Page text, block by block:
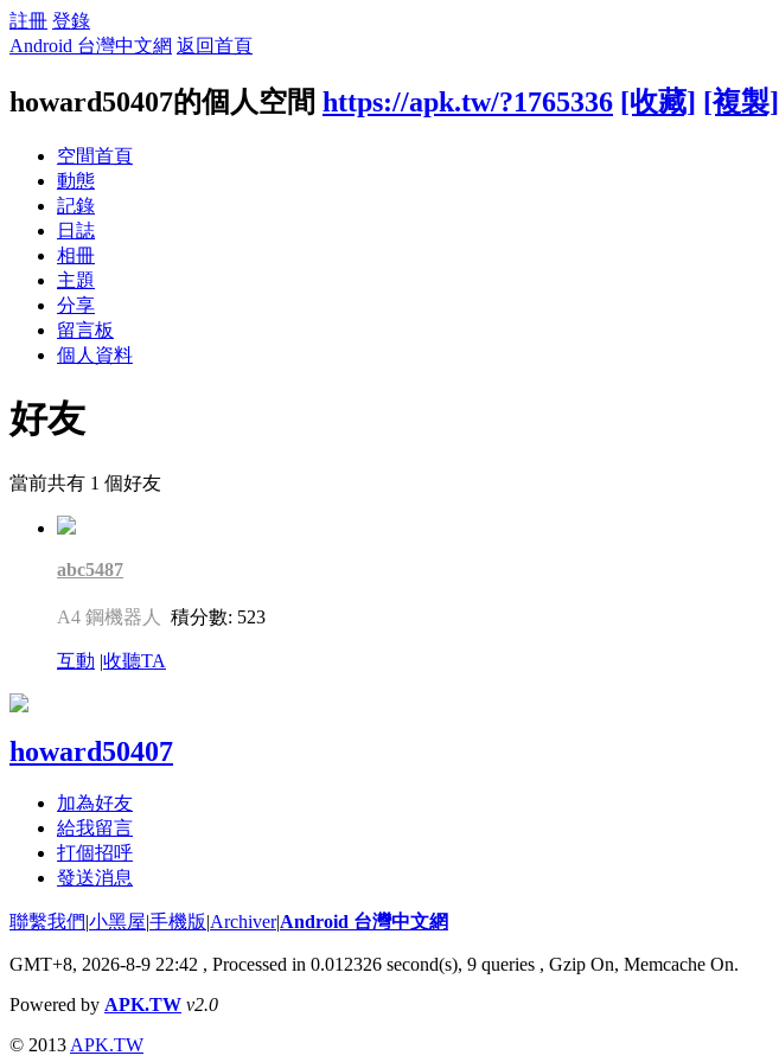
註冊 登錄
Android 台灣中文網 返回首頁
howard50407的個人空間 https://apk.tw/?1765336 [收藏] [複製]
空間首頁
動態
記錄
日誌
相冊
主題
分享
留言板
個人資料
好友
當前共有 1 個好友
abc5487
A4 鋼機器人 積分數: 523
互動 |收聽TA
howard50407
加為好友
給我留言
打個招呼
發送消息
聯繫我們|小黑屋|手機版|Archiver|Android 台灣中文網
GMT+8, 2026-8-9 22:42 , Processed in 0.012326 second(s), 9 queries , Gzip On, Memcache On.
Powered by APK.TW v2.0
© 2013 APK.TW